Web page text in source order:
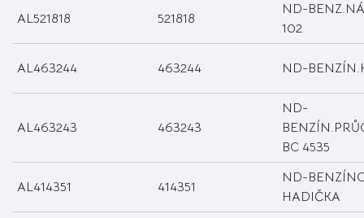
AL521818 521818
ND-
102
AL463244 463244 ND-
AL463243 463243
ND-
BC 4535
AL414351 414351
ND-
HADIČKA